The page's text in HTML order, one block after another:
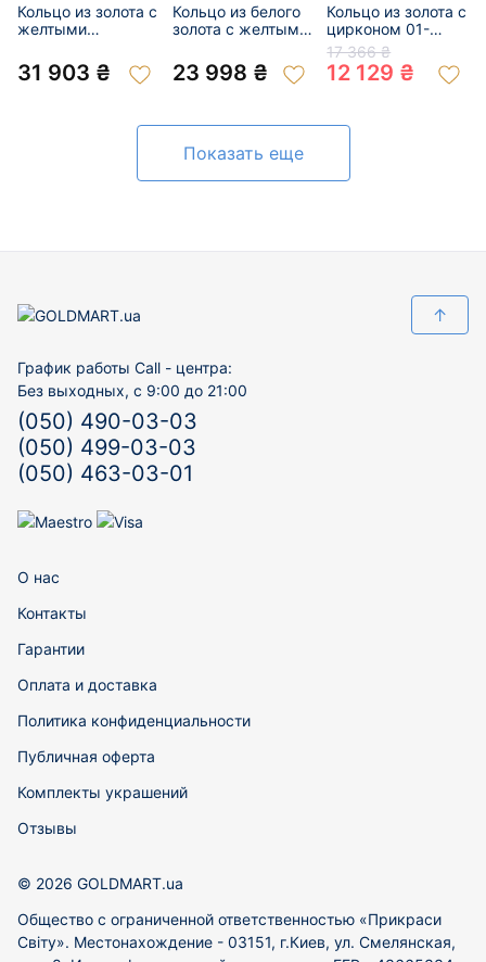
Кольцо из золота с
желтыми
201017149
31 903 ₴
Кольцо из белого
золота с желтыми
200943846
23 998 ₴
Кольцо из золота с
цирконом 01-
19097275
17 366 ₴
12 129 ₴
Показать еще
↑
График работы Call - центра:
Без выходных, с 9:00 до 21:00
(050) 490-03-03
(050) 499-03-03
(050) 463-03-01
О нас
Контакты
Гарантии
Оплата и доставка
Политика конфиденциальности
Публичная оферта
Комплекты украшений
Отзывы
© 2026 GOLDMART.ua
Общество с ограниченной ответственностью «Прикраси
Світу». Местонахождение - 03151, г.Киев, ул. Смелянская,